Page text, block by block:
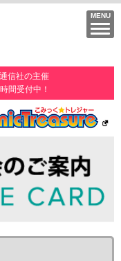
信社の主催
間受付中！